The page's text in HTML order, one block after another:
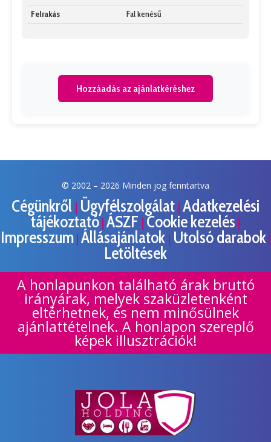
Felrakás
Fal kenésű
Hozzáadás az ajánlatkéréshez
© 2002 – 2026 Minden jog fenntartva
Cégünkről | Ügyfélszolgálat | Adatkezelési
tájékoztató | ÁSZF | Cookie kezelés |
Impresszum| Állásajánlatok | Utolsó darabok|
Letöltések
A honlapunkon található árak bruttó
irányárak, melyek szaküzletenként
eltérhetnek, és nem minősülnek
ajánlattételnek. A honlapon szereplő
képek illusztrációk!